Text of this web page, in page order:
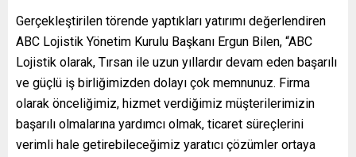
Gerçekleştirilen törende yaptıkları yatırımı değerlendiren
ABC Lojistik Yönetim Kurulu Başkanı Ergun Bilen, “ABC
Lojistik olarak, Tırsan ile uzun yıllardır devam eden başarılı
ve güçlü iş birliğimizden dolayı çok memnunuz. Firma
olarak önceliğimiz, hizmet verdiğimiz müşterilerimizin
başarılı olmalarına yardımcı olmak, ticaret süreçlerini
verimli hale getirebileceğimiz yaratıcı çözümler ortaya